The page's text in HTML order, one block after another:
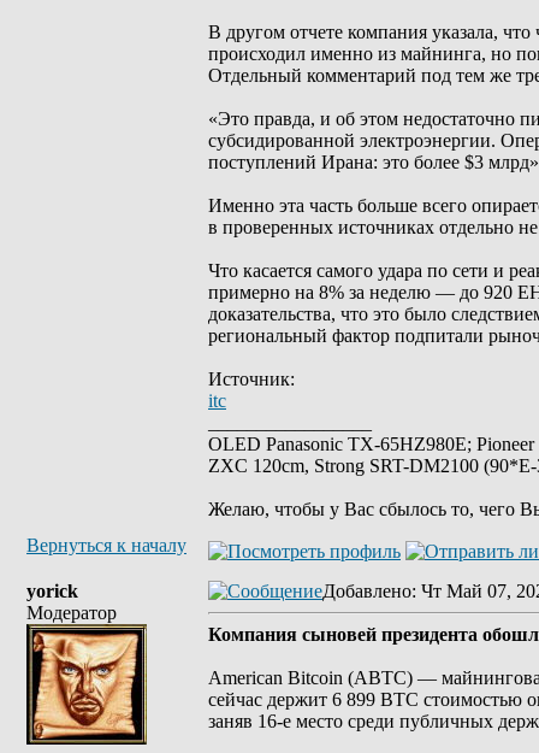
В другом отчете компания указала,
происходил именно из майнинга, но
Отдельный комментарий под тем же
«Это правда, и об этом недостаточно
субсидированной электроэнергии.
поступлений Ирана: это более $3
Именно эта часть больше всего
в проверенных источниках отдельно
Что касается самого удара по сети и
примерно на 8% за неделю — до 920
доказательства, что это было
региональный фактор подпитали
Источник:
itc
OLED Panasonic TX-65HZ980E;
ZXC 120cm, Strong SRT-DM2100
Желаю, чтобы у Вас сбылось то, чего
Вернуться к началу
yorick
Модератор
Добавлено: Чт Май 07,
Компания сыновей президента
American Bitcoin (ABTC) —
сейчас держит 6 899 BTC стоимостью
заняв 16-е место среди публичных